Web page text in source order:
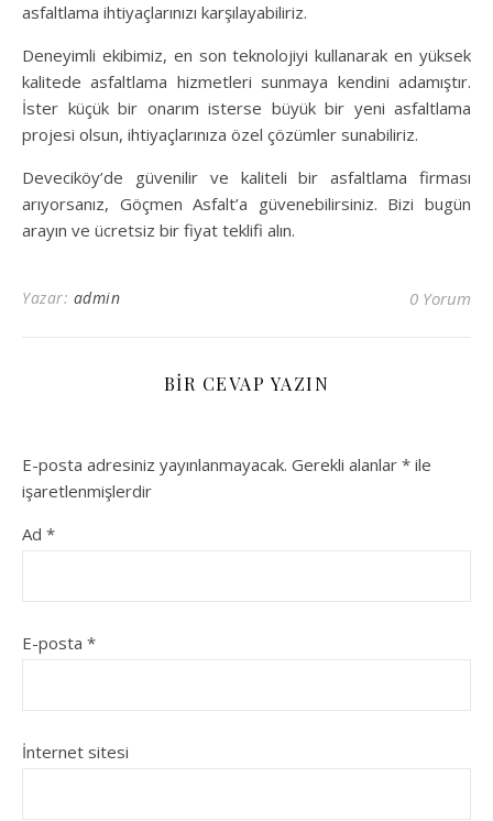
asfaltlama ihtiyaçlarınızı karşılayabiliriz.
Deneyimli ekibimiz, en son teknolojiyi kullanarak en yüksek
kalitede asfaltlama hizmetleri sunmaya kendini adamıştır.
İster küçük bir onarım isterse büyük bir yeni asfaltlama
projesi olsun, ihtiyaçlarınıza özel çözümler sunabiliriz.
Deveciköy’de güvenilir ve kaliteli bir asfaltlama firması
arıyorsanız, Göçmen Asfalt’a güvenebilirsiniz. Bizi bugün
arayın ve ücretsiz bir fiyat teklifi alın.
Yazar: admin 0 Yorum
BIR CEVAP YAZIN
E-posta adresiniz yayınlanmayacak. Gerekli alanlar * ile
işaretlenmişlerdir
Ad *
E-posta *
İnternet sitesi